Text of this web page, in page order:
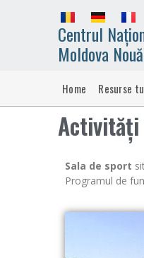
Centrul
Moldova Nouă
Home Resurse
Activități
Sala de sport
Programul de